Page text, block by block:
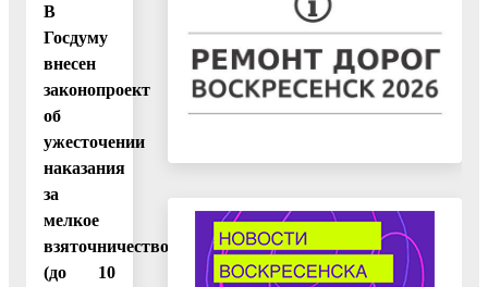
В
Госдуму
внесен
законопроект
об
ужесточении
наказания
за
мелкое
взяточничество
(до 10